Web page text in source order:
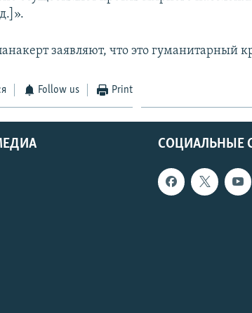
заявляют, что это гуманитарный
Follow us Print
СОЦИАЛЬНЫЕ